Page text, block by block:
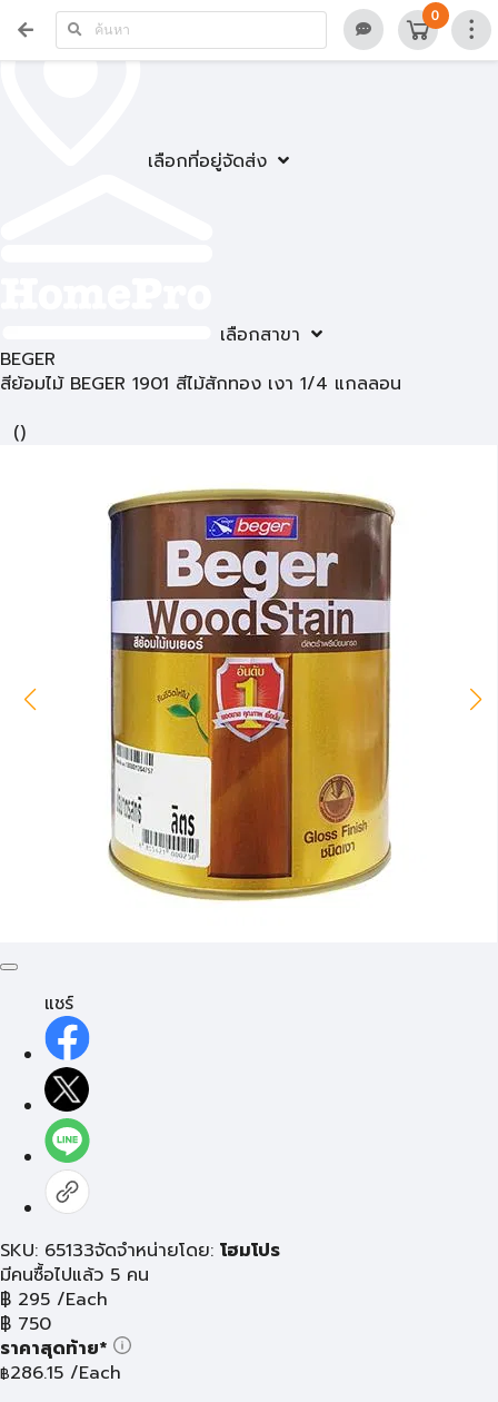
เลือกที่อยู่จัดส่ง
เลือกสาขา
0
BEGER
สีย้อมไม้ BEGER 1901 สีไม้สักทอง เงา 1/4 แกลลอน
()
แชร์
SKU: 65133จัดจำหน่ายโดย: โฮมโปร
มีคนซื้อไปแล้ว 5 คน
฿ 295 /Each
฿ 750
ราคาสุดท้าย*
฿286.15 /Each